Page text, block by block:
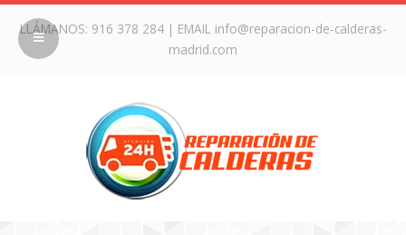
LLÁMANOS: 916 378 284| EMAIL info@reparacion-de-calderas-
madrid.com